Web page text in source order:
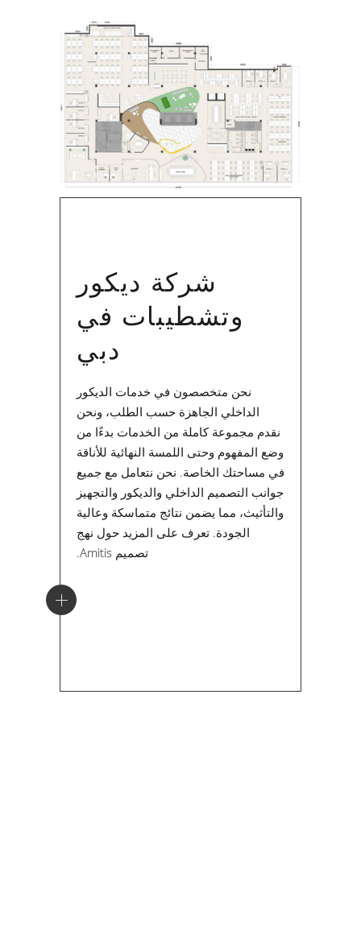
شركة ديكور
وتشطيبات في
دبي
نحن متخصصون في خدمات الديكور
الداخلي الجاهزة حسب الطلب، ونحن
نقدم مجموعة كاملة من الخدمات بدءًا من
وضع المفهوم وحتى اللمسة النهائية للأناقة
في مساحتك الخاصة. نحن نتعامل مع جميع
جوانب التصميم الداخلي والديكور والتجهيز
والتأثيث، مما يضمن نتائج متماسكة وعالية
الجودة. تعرف على المزيد حول نهج
تصميم Amitis.